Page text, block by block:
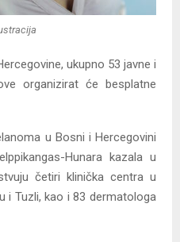
ukupno 53 javne i
organizirat će besplatne
u Bosni i Hercegovini
Hunara kazala u
četiri klinička centra u
i Tuzli, kao i 83 dermatologa